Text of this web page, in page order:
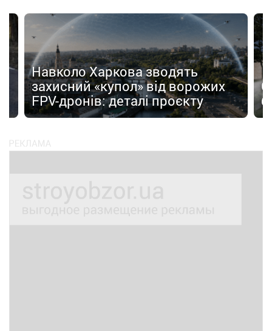
Навколо Харкова зводять
захисний «купол» від ворожих
FPV-дронів: деталі проєкту